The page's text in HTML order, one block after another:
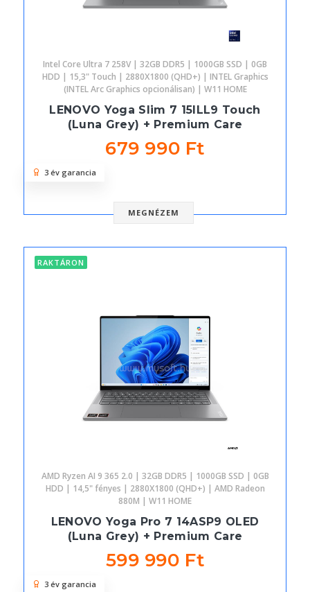
Intel Core Ultra 7 258V | 32GB DDR5 | 1000GB SSD | 0GB
HDD | 15,3" Touch | 2880X1800 (QHD+) | INTEL Graphics
(INTEL Arc Graphics opcionálisan) | W11 HOME
LENOVO Yoga Slim 7 15ILL9 Touch
(Luna Grey) + Premium Care
679 990 Ft
MEGNÉZEM
3 év garancia
RAKTÁRON
AMD Ryzen AI 9 365 2.0 | 32GB DDR5 | 1000GB SSD | 0GB
HDD | 14,5" fényes | 2880X1800 (QHD+) | AMD Radeon
880M | W11 HOME
LENOVO Yoga Pro 7 14ASP9 OLED
(Luna Grey) + Premium Care
599 990 Ft
3 év garancia